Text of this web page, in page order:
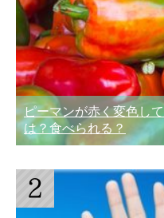
ピーマンが赤く変色し
は？食べられる？